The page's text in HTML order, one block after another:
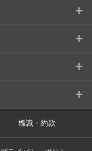
+
+
+
+
標識・約款